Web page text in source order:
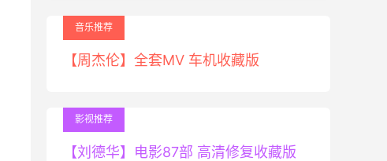
音乐推荐
【周杰伦】全套MV 车机收藏版
影视推荐
【刘德华】电影87部 高清修复收藏版